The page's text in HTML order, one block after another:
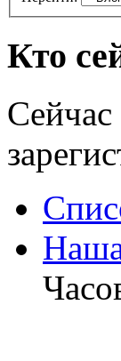
Кто